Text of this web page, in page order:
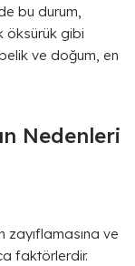
bu durum,
öksürük gibi
ve doğum, en
Nedenleri
zayıflamasına ve
faktörlerdir.